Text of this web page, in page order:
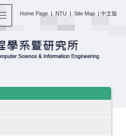
Home Page | NTU | Site Map | 中文版
Toggle navigation